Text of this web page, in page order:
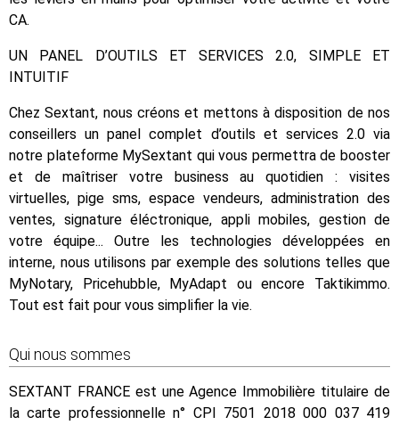
CA.
UN PANEL D’OUTILS ET SERVICES 2.0, SIMPLE ET
INTUITIF
Chez Sextant, nous créons et mettons à disposition de nos
conseillers un panel complet d’outils et services 2.0 via
notre plateforme MySextant qui vous permettra de booster
et de maîtriser votre business au quotidien : visites
virtuelles, pige sms, espace vendeurs, administration des
ventes, signature éléctronique, appli mobiles, gestion de
votre équipe... Outre les technologies développées en
interne, nous utilisons par exemple des solutions telles que
MyNotary, Pricehubble, MyAdapt ou encore Taktikimmo.
Tout est fait pour vous simplifier la vie.
Qui nous sommes
SEXTANT FRANCE est une Agence Immobilière titulaire de
la carte professionnelle n° CPI 7501 2018 000 037 419